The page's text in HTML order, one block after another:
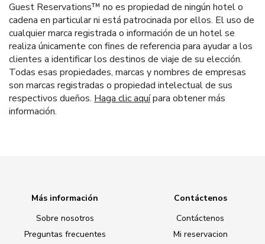
Guest Reservations™ no es propiedad de ningún hotel o
cadena en particular ni está patrocinada por ellos. El uso de
cualquier marca registrada o información de un hotel se
realiza únicamente con fines de referencia para ayudar a los
clientes a identificar los destinos de viaje de su elección.
Todas esas propiedades, marcas y nombres de empresas
son marcas registradas o propiedad intelectual de sus
respectivos dueños. Haga clic aquípara obtener más
información.
Más información
Sobre nosotros
Preguntas frecuentes
Contáctenos
Contáctenos
Mi reservacion